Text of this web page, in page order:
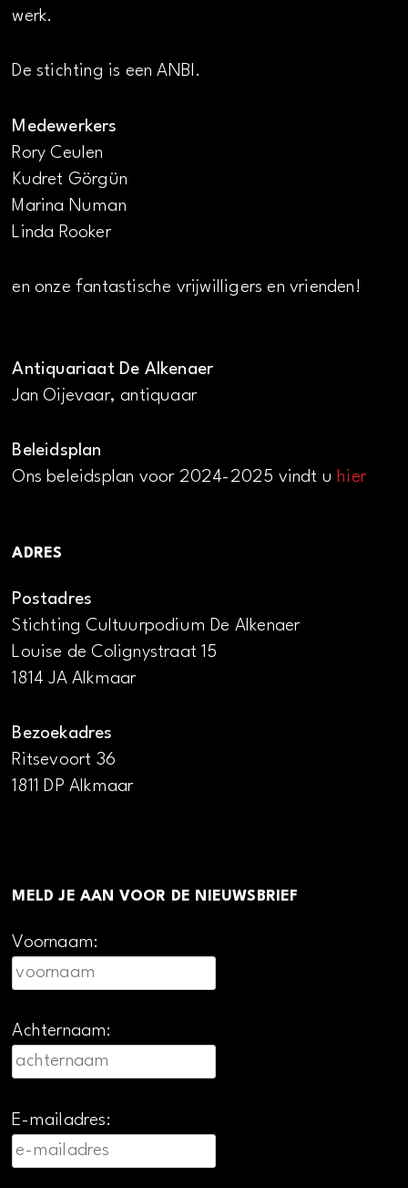
werk.
De stichting is een ANBI.
Medewerkers
Rory Ceulen
Kudret Görgün
Marina Numan
Linda Rooker
en onze fantastische vrijwilligers en vrienden!
Antiquariaat De Alkenaer
Jan Oijevaar, antiquaar
Beleidsplan
Ons beleidsplan voor 2024-2025 vindt uhier
ADRES
Postadres
Stichting Cultuurpodium De Alkenaer
Louise de Colignystraat 15
1814 JA Alkmaar
Bezoekadres
Ritsevoort 36
1811 DP Alkmaar
MELD JE AAN VOOR DE NIEUWSBRIEF
Voornaam:
Achternaam:
E-mailadres: